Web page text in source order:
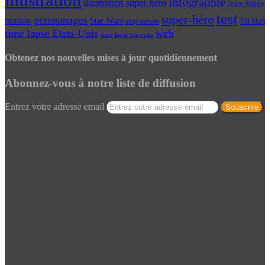
illustration super-héro Jeux-Vidéo
motion personnages Star Wars stop motion super-hérotest Tilt Shift
time lapse Etats-Unis time lapse norvege web
Obtenez nos nouvelles mises à jour quotidiennement
Abonnez-vous à notre liste de diffusion
Entrez votre adresse email